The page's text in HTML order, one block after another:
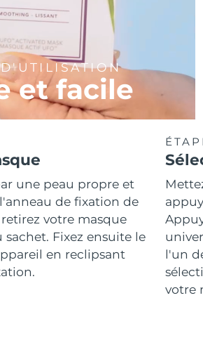
et facile
une peau propre et
de fixation de
votre masque
Fixez ensuite le
en reclipsant
l'un
votre